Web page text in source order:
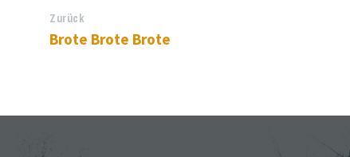
Zurück
Brote Brote Brote